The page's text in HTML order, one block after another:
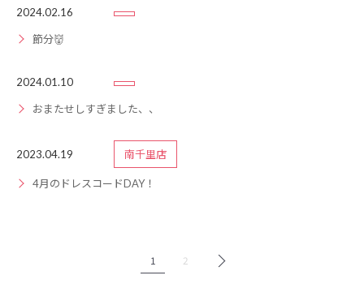
2024.02.16
節分👹
2024.01.10
おまたせしすぎました、、
2023.04.19 南千里店
4月のドレスコードDAY！
1 2